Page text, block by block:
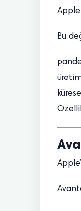
Apple
Bu